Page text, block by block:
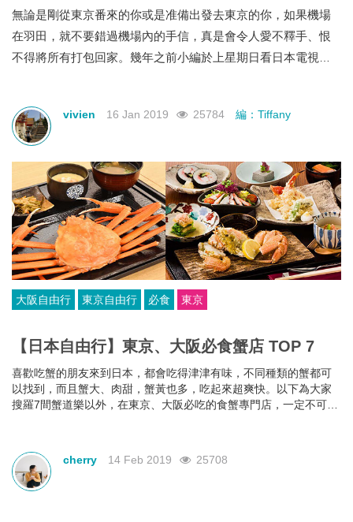
無論是剛從東京番來的你或是准備出發去東京的你，如果機場
在羽田，就不要錯過機場內的手信，真是會令人愛不釋手、恨
不得將所有打包回家。幾年之前小編於上星期日看日本電視得
vivien 16 Jan 2019 25784 編：Tiffany
大阪自由行 東京自由行 必食 東京
【日本自由行】東京、大阪必食蟹店 TOP 7
喜歡吃蟹的朋友來到日本，都會吃得津津有味，不同種類的蟹都可
以找到，而且蟹大、肉甜，蟹黃也多，吃起來超爽快。以下為大家
搜羅7間蟹道樂以外，在東京、大阪必吃的食蟹專門店，一定不可錯
cherry 14 Feb 2019 25708